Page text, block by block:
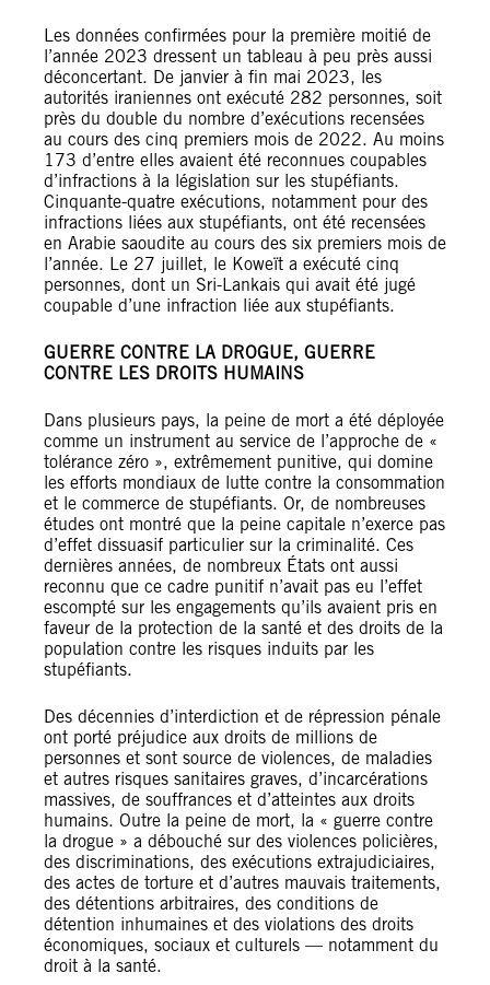
Les données confirmées pour la première moitié de
l’année 2023 dressent un tableau à peu près aussi
déconcertant. De janvier à fin mai 2023, les
autorités iraniennes ont exécuté 282 personnes, soit
près du double du nombre d’exécutions recensées
au cours des cinq premiers mois de 2022. Au moins
173 d’entre elles avaient été reconnues coupables
d’infractions à la législation sur les stupéfiants.
Cinquante-quatre exécutions, notamment pour des
infractions liées aux stupéfiants, ont été recensées
en Arabie saoudite au cours des six premiers mois de
l’année. Le 27 juillet, le Koweït a exécuté cinq
personnes, dont un Sri-Lankais qui avait été jugé
coupable d’une infraction liée aux stupéfiants.
GUERRE CONTRE LA DROGUE, GUERRE
CONTRE LES DROITS HUMAINS
Dans plusieurs pays, la peine de mort a été déployée
comme un instrument au service de l’approche de «
tolérance zéro », extrêmement punitive, qui domine
les efforts mondiaux de lutte contre la consommation
et le commerce de stupéfiants. Or, de nombreuses
études ont montré que la peine capitale n’exerce pas
d’effet dissuasif particulier sur la criminalité. Ces
dernières années, de nombreux États ont aussi
reconnu que ce cadre punitif n’avait pas eu l’effet
escompté sur les engagements qu’ils avaient pris en
faveur de la protection de la santé et des droits de la
population contre les risques induits par les
stupéfiants.
Des décennies d’interdiction et de répression pénale
ont porté préjudice aux droits de millions de
personnes et sont source de violences, de maladies
et autres risques sanitaires graves, d’incarcérations
massives, de souffrances et d’atteintes aux droits
humains. Outre la peine de mort, la « guerre contre
la drogue » a débouché sur des violences policières,
des discriminations, des exécutions extrajudiciaires,
des actes de torture et d’autres mauvais traitements,
des détentions arbitraires, des conditions de
détention inhumaines et des violations des droits
économiques, sociaux et culturels — notamment du
droit à la santé.